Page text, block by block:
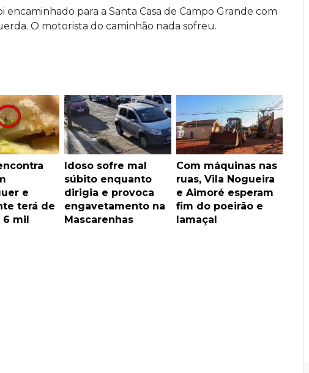
encaminhado para a Santa Casa de Campo Grande com
O motorista do caminhão nada sofreu.
e
terá de
6 mil
Idoso sofre mal
súbito enquanto
dirigia e provoca
engavetamento na
Mascarenhas
Com máquinas nas
ruas, Vila Nogueira
e Aimoré esperam
fim do poeirão e
lamaçal